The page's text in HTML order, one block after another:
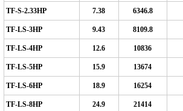
TF-S-2.33HP 7.38 6346.8
TF-LS-3HP 9.43 8109.8
TF-LS-4HP 12.6 10836
TF-LS-5HP 15.9 13674
TF-LS-6HP 18.9 16254
TF-LS-8HP 24.9 21414